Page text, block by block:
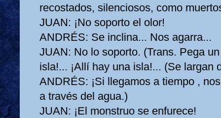
recostados, silenciosos, como
JUAN: ¡No soporto el olor!
ANDRÉS: Se inclina... Nos agarra...
JUAN: No lo soporto. (Trans. Pega
isla!... ¡Allí hay una isla!... (Se largan
ANDRÉS: ¡Si llegamos a tiempo ,
a través del agua.)
JUAN: ¡El monstruo se enfurece!